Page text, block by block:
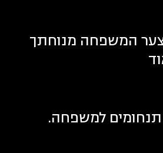
המשפחה מנוחתך
תנחומים למשפחה.